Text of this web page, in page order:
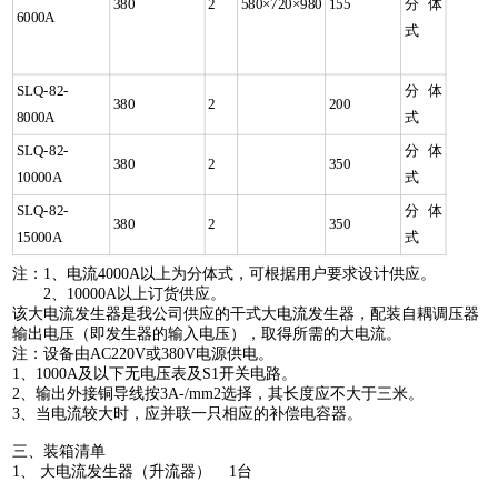
6000A
380 2 580×720×980 155
分体
式
SLQ-82-
8000A
380 2 200
分体
式
SLQ-82-
10000A
380 2 350
分体
式
SLQ-82-
15000A
380 2 350
分体
式
注：1、电流4000A以上为分体式，可根据用户要求设计供应。
2、10000A以上订货供应。
该大电流发生器是我公司供应的干式大电流发生器，配装自耦调压器
输出电压（即发生器的输入电压），取得所需的大电流。
注：设备由AC220V或380V电源供电。
1、1000A及以下无电压表及S1开关电路。
2、输出外接铜导线按3A-/mm2选择，其长度应不大于三米。
3、当电流较大时，应并联一只相应的补偿电容器。
三、装箱清单
1、 大电流发生器（升流器） 1台